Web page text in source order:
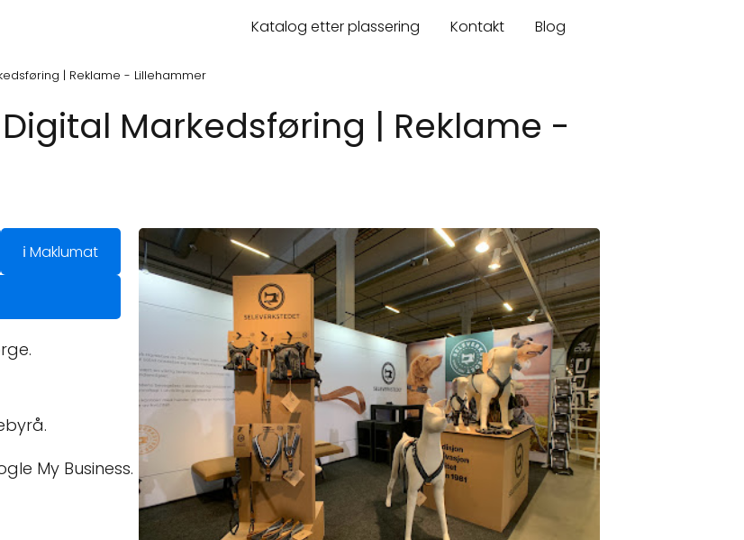
Katalog etter plassering Kontakt Blog
| Reklame - Lillehammer
Markedsføring | Reklame -
ℹ️ Maklumat
My Business.